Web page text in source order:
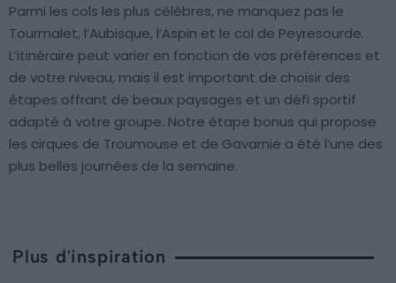
Parmi les cols les plus célèbres, ne manquez pas le
Tourmalet, l’Aubisque, l’Aspin et le col de Peyresourde.
L’itinéraire peut varier en fonction de vos préférences et
de votre niveau, mais il est important de choisir des
étapes offrant de beaux paysages et un défi sportif
adapté à votre groupe. Notre étape bonus qui propose
les cirques de Troumouse et de Gavarnie a été l’une des
plus belles journées de la semaine.
Plus d'inspiration